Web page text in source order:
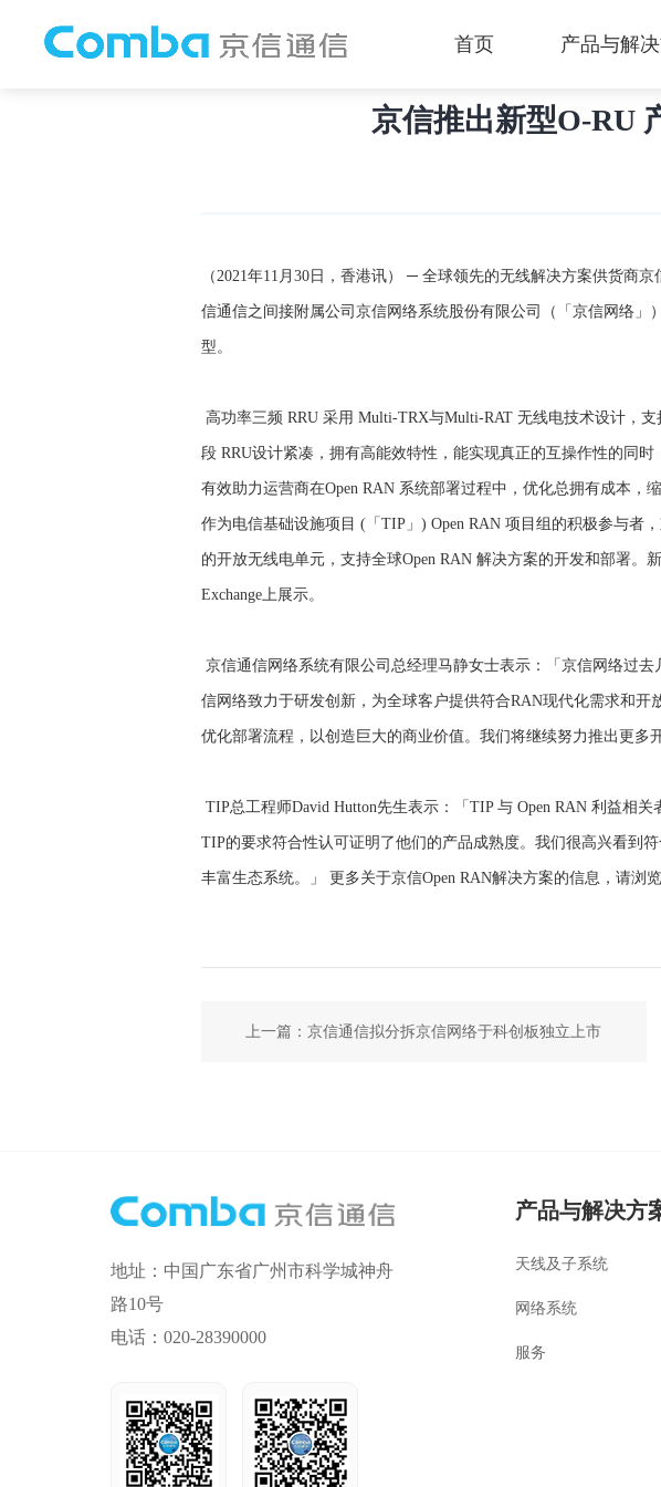
首页 产品与解
首页 新闻活动
京信推出新型O-RU
（2021年11月30日，香港讯） ─ 全球领先的无线解决方案供货商
信通信之间接附属公司京信网络系统股份有限公司（「京信网络」
型。
高功率三频 RRU 采用 Multi-TRX与Multi-RAT 无线电技术设计，
段 RRU设计紧凑，拥有高能效特性，能实现真正的互操作性的同
有效助力运营商在Open RAN 系统部署过程中，优化总拥有成本，
作为电信基础设施项目 (「TIP」) Open RAN 项目组的积极参与者
的开放无线电单元，支持全球Open RAN 解决方案的开发和部署
Exchange上展示。
京信通信网络系统有限公司总经理马静女士表示：「京信网络过
信网络致力于研发创新，为全球客户提供符合RAN现代化需求和
优化部署流程，以创造巨大的商业价值。我们将继续努力推出更多
TIP总工程师David Hutton先生表示：「TIP 与 Open RAN 利益相
TIP的要求符合性认可证明了他们的产品成熟度。我们很高兴看到
丰富生态系统。」 更多关于京信Open RAN解决方案的信息，请浏览
上一篇：京信通信拟分拆京信网络于科创板独立上市
产品与解决方
天线及子系统
网络系统
服务
地址：中国广东省广州市科学城神舟
路10号
电话：020-28390000